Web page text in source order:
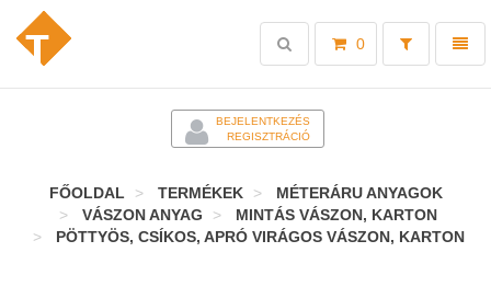
Toggle
0
Toggle
search
BEJELENTKEZÉS
REGISZTRÁCIÓ
FŐOLDAL TERMÉKEK
MÉTERÁRU ANYAGOK
VÁSZON ANYAG
MINTÁS VÁSZON, KARTON
PÖTTYÖS, CSÍKOS, APRÓ VIRÁGOS VÁSZON, KARTON